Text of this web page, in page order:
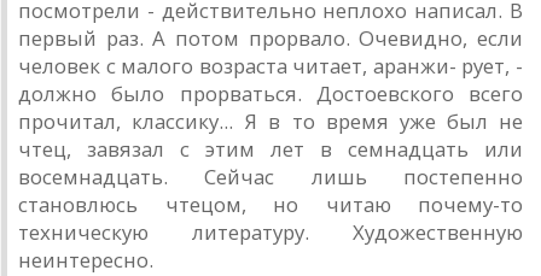
посмотрели - действительно неплохо написал. В
первый раз. А потом прорвало. Очевидно, если
человек с малого возраста читает, аранжи- рует, -
должно было прорваться. Достоевского всего
прочитал, классику... Я в то время уже был не
чтец, завязал с этим лет в семнадцать или
восемнадцать. Сейчас лишь постепенно
становлюсь чтецом, но читаю почему-то
техническую литературу. Художественную
неинтересно.